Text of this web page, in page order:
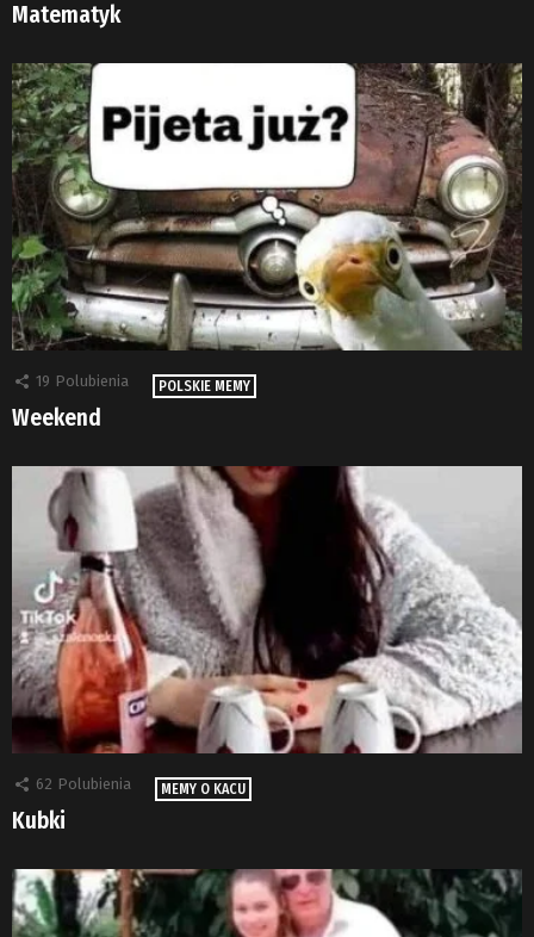
Matematyk
19 Polubienia POLSKIE MEMY
Weekend
62 Polubienia MEMY O KACU
Kubki